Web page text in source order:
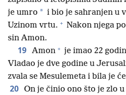
je umro * i bio je sahranjen u
Uzinom vrtu. + Nakon njega
sin Amon.
19 Amon + je imao 22
Vladao je dve godine u
zvala se Mesulemeta i bila je
20 On je činio ono što je zlo